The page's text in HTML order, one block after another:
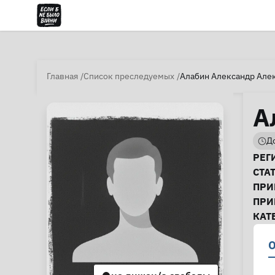
Главная Список преследуемых Алабин Александр